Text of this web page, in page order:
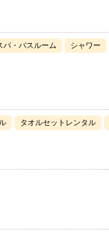
パ・バスルーム シャワー
タオルセットレンタル